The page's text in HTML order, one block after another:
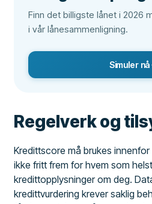
Finn det billigste lånet i 2026
i vår lånesammenligning.
Simuler nå
Regelverk og
Kredittscore må brukes
ikke fritt frem for hvem som
kredittopplysninger om deg.
kredittvurdering krever saklig